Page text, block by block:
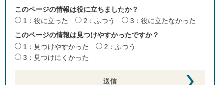
このページの情報は役に立ちましたか？
1：役に立った
2：ふつう
3：役に立たなかった
このページの情報は見つけやすかったですか？
1：見つけやすかった
2：ふつう
3：見つけにくかった